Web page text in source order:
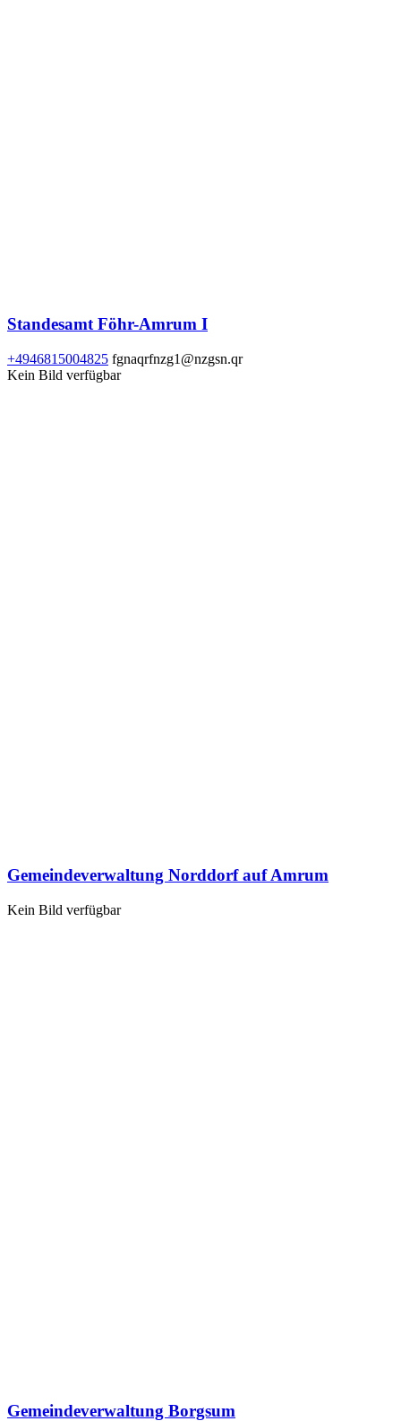
Standesamt Föhr-Amrum I
+4946815004825 fgnaqrfnzg1@nzgsn.qr
Kein Bild verfügbar
Gemeindeverwaltung Norddorf auf Amrum
Kein Bild verfügbar
Gemeindeverwaltung Borgsum